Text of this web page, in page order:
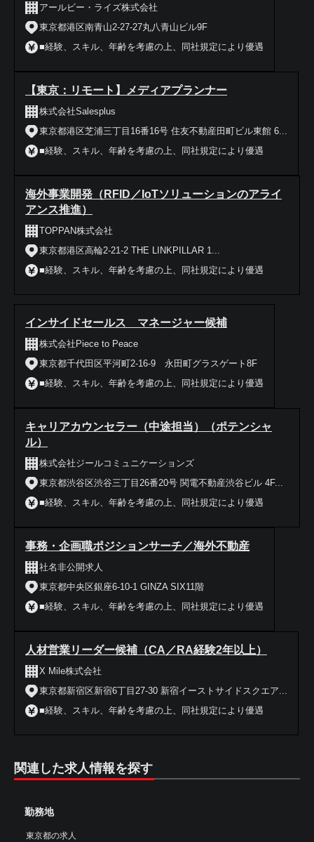
アールビー・ライズ株式会社
東京都港区南青山2-27-27丸八青山ビル9F
■経験、スキル、年齢を考慮の上、同社規定により優遇
【東京：リモート】メディアプランナー
株式会社Salesplus
東京都港区芝浦三丁目16番16号 住友不動産田町ビル東館 6...
■経験、スキル、年齢を考慮の上、同社規定により優遇
海外事業開発（RFID／IoTソリューションのアライ
アンス推進）
TOPPAN株式会社
東京都港区高輪2-21-2 THE LINKPILLAR 1...
■経験、スキル、年齢を考慮の上、同社規定により優遇
インサイドセールス マネージャー候補
株式会社Piece to Peace
東京都千代田区平河町2-16-9 永田町グラスゲート8F
■経験、スキル、年齢を考慮の上、同社規定により優遇
キャリアカウンセラー（中途担当）（ポテンシャ
ル）
株式会社ジールコミュニケーションズ
東京都渋谷区渋谷三丁目26番20号 関電不動産渋谷ビル 4F...
■経験、スキル、年齢を考慮の上、同社規定により優遇
事務・企画職ポジションサーチ／海外不動産
社名非公開求人
東京都中央区銀座6-10-1 GINZA SIX11階
■経験、スキル、年齢を考慮の上、同社規定により優遇
人材営業リーダー候補（CA／RA経験2年以上）
X Mile株式会社
東京都新宿区新宿6丁目27-30 新宿イーストサイドスクエア...
■経験、スキル、年齢を考慮の上、同社規定により優遇
関連した求人情報を探す
勤務地
東京都の求人